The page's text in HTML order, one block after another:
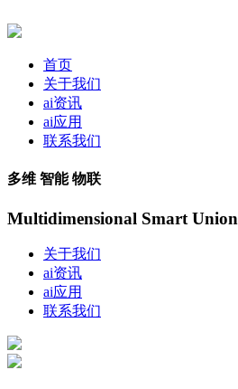
首页
关于我们
ai资讯
ai应用
联系我们
多维 智能 物联
Multidimensional Smart Union
关于我们
ai资讯
ai应用
联系我们